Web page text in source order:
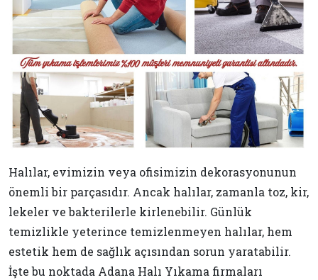
Halılar, evimizin veya ofisimizin dekorasyonunun
önemli bir parçasıdır. Ancak halılar, zamanla toz, kir,
lekeler ve bakterilerle kirlenebilir. Günlük
temizlikle yeterince temizlenmeyen halılar, hem
estetik hem de sağlık açısından sorun yaratabilir.
İşte bu noktada Adana Halı Yıkama firmaları